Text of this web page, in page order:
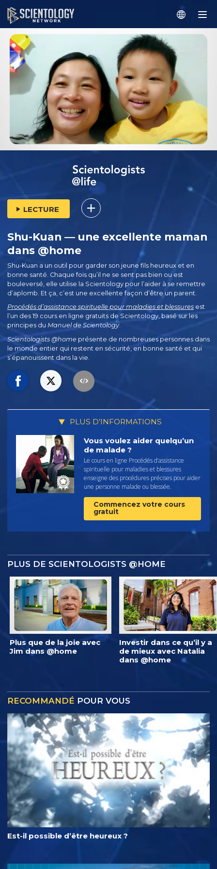
LECTURE
Shu-Kuan — une excellente maman
dans @home
Shu-Kuan a un outil pour garder son jeune fils heureux et en
bonne santé. Chaque fois qu’il ne se sent pas bien ou est
bouleversé, elle utilise la Scientology pour l’aider à se remettre
d’aplomb. Et ça, c’est une excellente façon d’être un parent.
Procédés d’assistance spirituelle pour maladies et blessures est
l’un des 19 cours en ligne gratuits de Scientology, basé sur les
principes du Manuel de Scientology.
Scientologists @home présente de nombreuses personnes dans
le monde entier qui restent en sécurité, en bonne santé et qui
s’épanouissent dans la vie.
PLUS D’INFORMATIONS
Vous voulez aider quelqu’un
de malade ?
Le cours en ligne Procédés d’assistance
spirituelle pour maladies et blessures
enseigne des procédures précises pour aider
une personne malade ou blessée.
Commencez votre cours
gratuit
PLUS DE SCIENTOLOGISTS @HOME
Plus que de la joie avec
Jim dans @home
Investir dans ce qu’il y a
de mieux avec Natalia
dans @home
RECOMMANDÉ POUR VOUS
Est-il possible d’être heureux ?